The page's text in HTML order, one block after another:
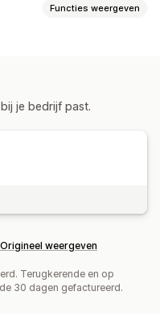
Functies weergeven
je bedrijf past.
Origineel weergeven
Terugkerende en op
30 dagen gefactureerd.